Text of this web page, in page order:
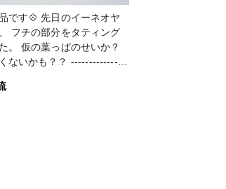
日のイーネオヤ
フチの部分をタティング
のせいか？
かも？？ ----------------
ョーは開催
ですが、 出展予定だった